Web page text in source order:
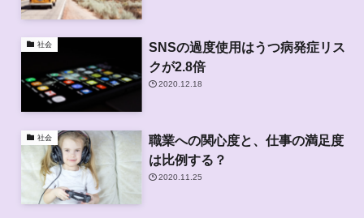
社会
SNSの過度使用はうつ病発症リス
クが2.8倍
2020.12.18
社会
職業への関心度と、仕事の満足度
は比例する？
2020.11.25